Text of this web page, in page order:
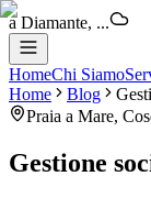
a Diamante, sole
HomeChi Siamo
Home
Blog
Praia a Mare,
Gestione